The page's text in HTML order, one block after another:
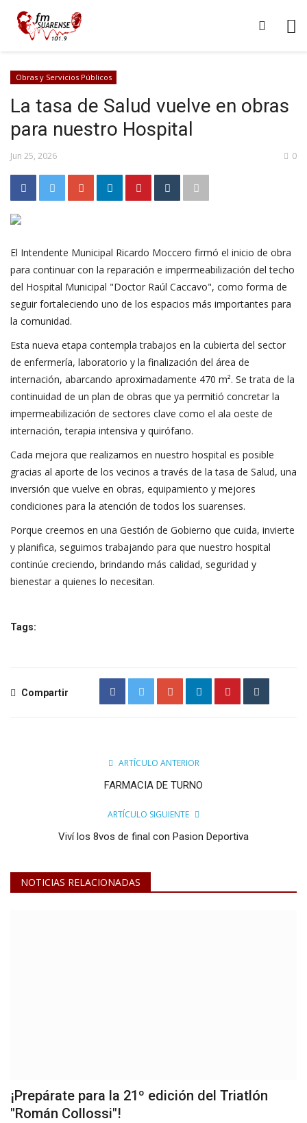
Obras y Servicios Públicos
La tasa de Salud vuelve en obras
para nuestro Hospital
Jun 25, 2026 0
El Intendente Municipal Ricardo Moccero firmó el inicio de obra
para continuar con la reparación e impermeabilización del techo
del Hospital Municipal "Doctor Raúl Caccavo", como forma de
seguir fortaleciendo uno de los espacios más importantes para
la comunidad.
Esta nueva etapa contempla trabajos en la cubierta del sector
de enfermería, laboratorio y la finalización del área de
internación, abarcando aproximadamente 470 m². Se trata de la
continuidad de un plan de obras que ya permitió concretar la
impermeabilización de sectores clave como el ala oeste de
internación, terapia intensiva y quirófano.
Cada mejora que realizamos en nuestro hospital es posible
gracias al aporte de los vecinos a través de la tasa de Salud, una
inversión que vuelve en obras, equipamiento y mejores
condiciones para la atención de todos los suarenses.
Porque creemos en una Gestión de Gobierno que cuida, invierte
y planifica, seguimos trabajando para que nuestro hospital
continúe creciendo, brindando más calidad, seguridad y
bienestar a quienes lo necesitan.
Tags:
Compartir
ARTÍCULO ANTERIOR
FARMACIA DE TURNO
ARTÍCULO SIGUIENTE
Viví los 8vos de final con Pasion Deportiva
NOTICIAS RELACIONADAS
¡Prepárate para la 21º edición del Triatlón
"Román Collossi"!